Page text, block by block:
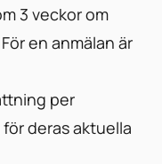
3 veckor om
en anmälan är
per
deras aktuella